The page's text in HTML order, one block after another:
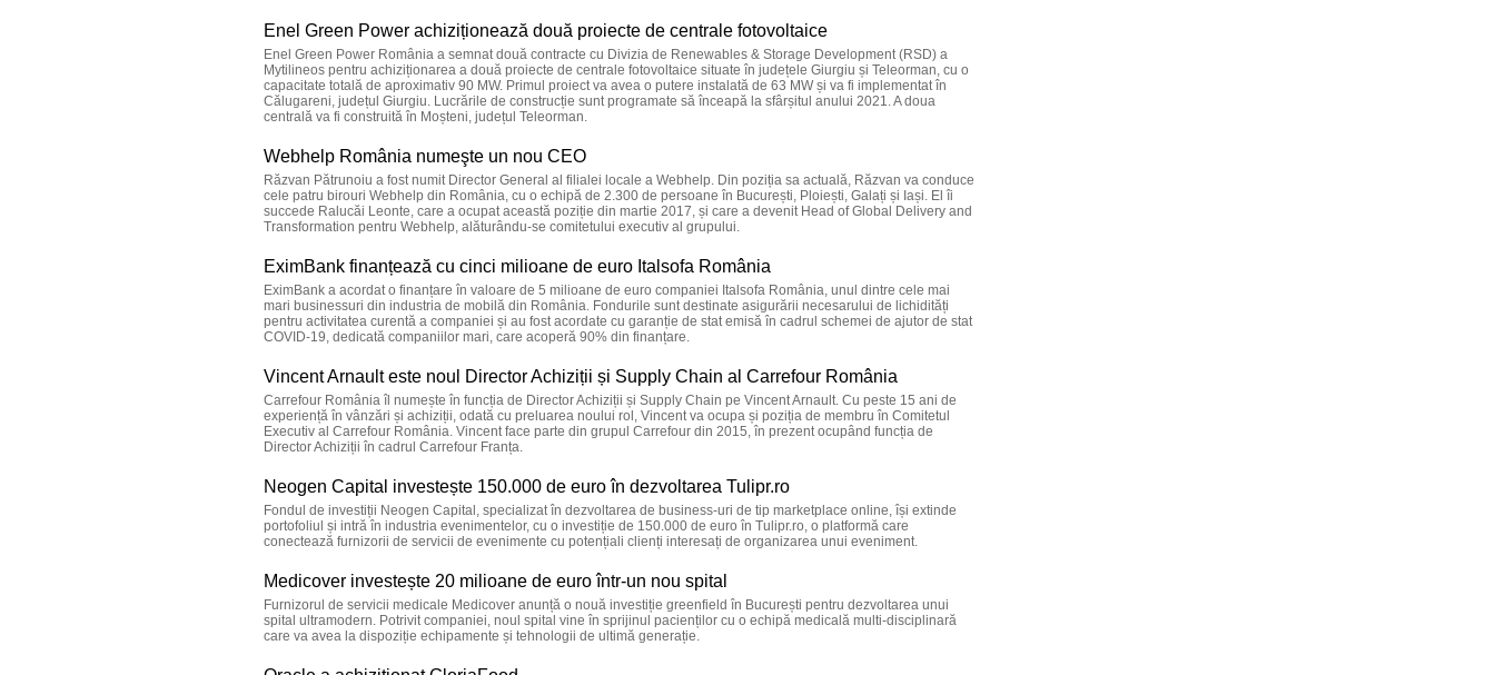
Enel Green Power achiziționează două proiecte de centrale fotovoltaice
Enel Green Power România a semnat două contracte cu Divizia de Renewables & Storage Development (RSD) a
Mytilineos pentru achiziționarea a două proiecte de centrale fotovoltaice situate în județele Giurgiu și Teleorman, cu o
capacitate totală de aproximativ 90 MW. Primul proiect va avea o putere instalată de 63 MW și va fi implementat în
Călugareni, județul Giurgiu. Lucrările de construcție sunt programate să înceapă la sfârșitul anului 2021. A doua
centrală va fi construită în Moșteni, județul Teleorman.
Webhelp România numeşte un nou CEO
Răzvan Pătrunoiu a fost numit Director General al filialei locale a Webhelp. Din poziția sa actuală, Răzvan va conduce
cele patru birouri Webhelp din România, cu o echipă de 2.300 de persoane în București, Ploiești, Galați și Iași. El îi
succede Ralucăi Leonte, care a ocupat această poziție din martie 2017, și care a devenit Head of Global Delivery and
Transformation pentru Webhelp, alăturându-se comitetului executiv al grupului.
EximBank finanțează cu cinci milioane de euro Italsofa România
EximBank a acordat o finanțare în valoare de 5 milioane de euro companiei Italsofa România, unul dintre cele mai
mari businessuri din industria de mobilă din România. Fondurile sunt destinate asigurării necesarului de lichidități
pentru activitatea curentă a companiei și au fost acordate cu garanție de stat emisă în cadrul schemei de ajutor de stat
COVID-19, dedicată companiilor mari, care acoperă 90% din finanțare.
Vincent Arnault este noul Director Achiziții și Supply Chain al Carrefour România
Carrefour România îl numește în funcția de Director Achiziții și Supply Chain pe Vincent Arnault. Cu peste 15 ani de
experiență în vânzări și achiziții, odată cu preluarea noului rol, Vincent va ocupa și poziția de membru în Comitetul
Executiv al Carrefour România. Vincent face parte din grupul Carrefour din 2015, în prezent ocupând funcția de
Director Achiziții în cadrul Carrefour Franța.
Neogen Capital investește 150.000 de euro în dezvoltarea Tulipr.ro
Fondul de investiții Neogen Capital, specializat în dezvoltarea de business-uri de tip marketplace online, își extinde
portofoliul și intră în industria evenimentelor, cu o investiție de 150.000 de euro în Tulipr.ro, o platformă care
conectează furnizorii de servicii de evenimente cu potențiali clienți interesați de organizarea unui eveniment.
Medicover investește 20 milioane de euro într-un nou spital
Furnizorul de servicii medicale Medicover anunță o nouă investiție greenfield în București pentru dezvoltarea unui
spital ultramodern. Potrivit companiei, noul spital vine în sprijinul pacienților cu o echipă medicală multi-disciplinară
care va avea la dispoziție echipamente și tehnologii de ultimă generație.